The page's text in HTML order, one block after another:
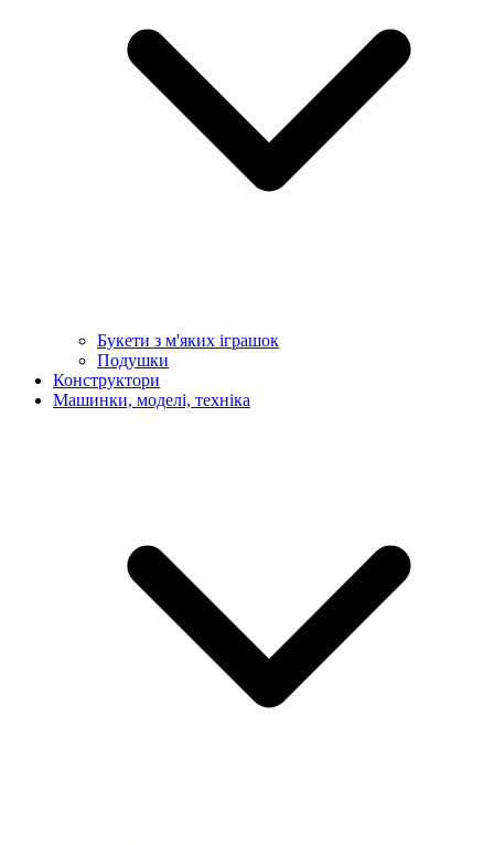
Букети з м'яких іграшок
Подушки
Конструктори
Машинки, моделі, техніка